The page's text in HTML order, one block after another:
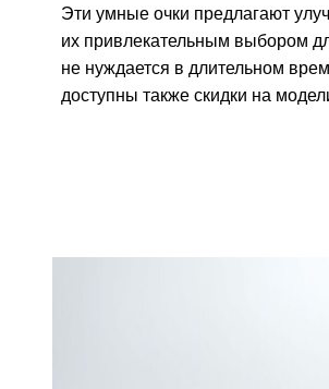
Эти умные очки предлагают
их привлекательным выбором
не нуждается в длительном
доступны также скидки на